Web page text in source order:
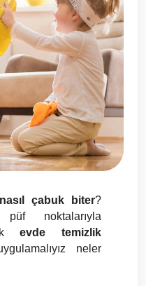
çabuk biter?
püf noktalarıyla
evde temizlik
neler